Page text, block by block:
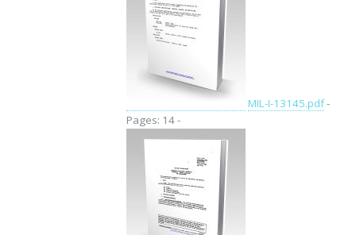
MIL-I-13145.pdf-
Pages: 14 -